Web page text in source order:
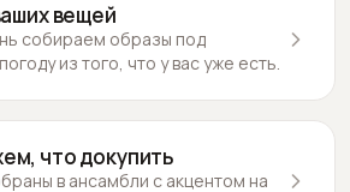
вещей
собираем образы под
из того, что у вас уже есть.
что докупить
в ансамбли с акцентом на